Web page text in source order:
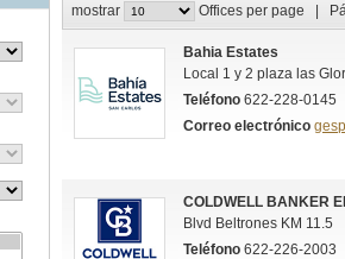
mostrar
Offices per page |
Bahia Estates
Local 1 y 2 plaza las
Teléfono 622-228-0145
Correo electrónico
COLDWELL BANKER
Blvd Beltrones KM 11.5
Teléfono 622-226-2003